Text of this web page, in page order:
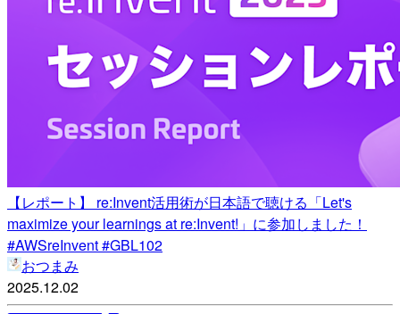
【レポート】 re:Invent活用術が日本語で聴ける「Let's
maximize your learnings at re:Invent!」に参加しました！
#AWSreInvent #GBL102
おつまみ
2025.12.02